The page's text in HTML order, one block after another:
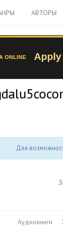
АВТОРЫ
Для
Аудиокниги